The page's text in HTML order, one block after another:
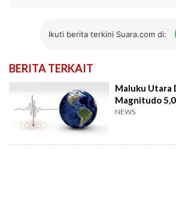
Ikuti berita terkini Suara.com di:
BERITA TERKAIT
Maluku Utara
Magnitudo 5,0
NEWS